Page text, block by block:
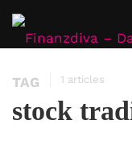
TAG 1 articles
stock